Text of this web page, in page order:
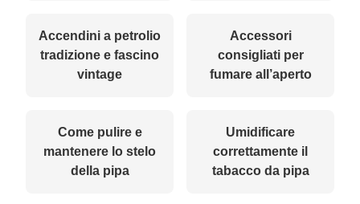
Accendini a petrolio
tradizione e fascino
vintage
Accessori
consigliati per
fumare all’aperto
Come pulire e
mantenere lo stelo
della pipa
Umidificare
correttamente il
tabacco da pipa